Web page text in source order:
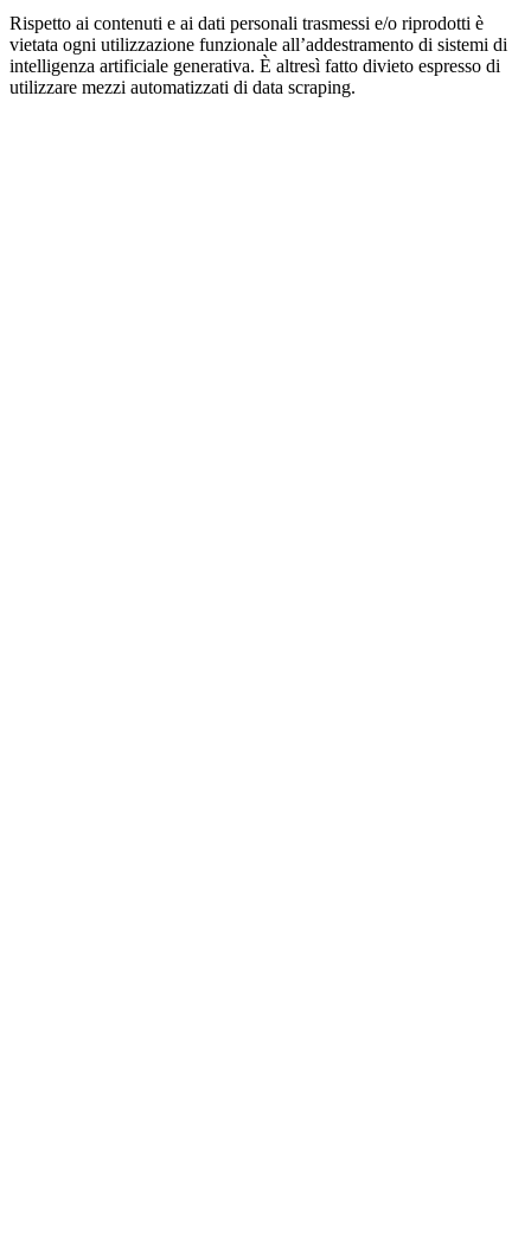
Rispetto ai contenuti e ai dati personali trasmessi e/o riprodotti è
vietata ogni utilizzazione funzionale all’addestramento di sistemi di
intelligenza artificiale generativa. È altresì fatto divieto espresso di
utilizzare mezzi automatizzati di data scraping.